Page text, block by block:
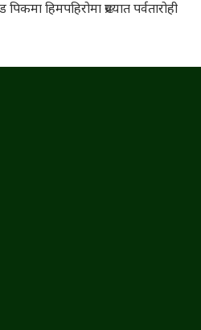
हिमपहिरोमा प्रख्यात पर्वतारोही